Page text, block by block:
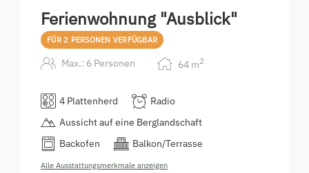
Ferienwohnung "Ausblick"
FÜR 2 PERSONEN VERFÜGBAR
Max.: 6 Personen 64 m2
4 Plattenherd
Radio
Aussicht auf eine Berglandschaft
Backofen
Balkon/Terrasse
Alle Ausstattungsmerkmale anzeigen